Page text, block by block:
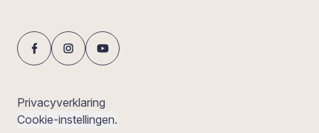
Privacyverklaring
Cookie-instellingen.